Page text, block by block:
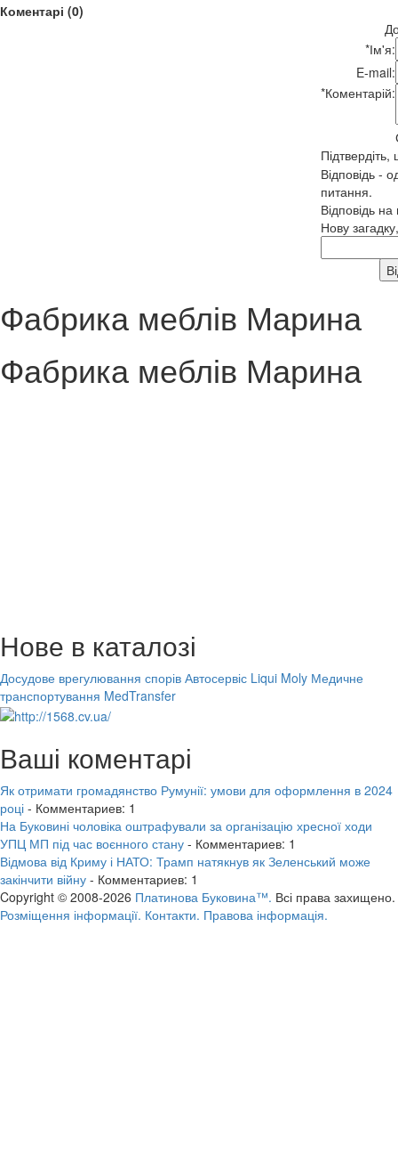
Коментарі (0)
*Ім'я:
E-mail:
*Коментарій:
Відповідь -
питання.
Відповідь
Нову
Фабрика меблів Марина
Фабрика меблів Марина
Нове в каталозі
Досудове врегулювання спорів Автосервіс Liqui Moly Медичне
транспортування MedTransfer
Ваші коментарі
Як отримати громадянство Румунії: умови для оформлення в 2024
році - Комментариев: 1
На Буковині чоловіка оштрафували за організацію хресної ходи
УПЦ МП під час воєнного стану - Комментариев: 1
Відмова від Криму і НАТО: Трамп натякнув як Зеленський може
закінчити війну - Комментариев: 1
Copyright © 2008-2026 Платинова Буковина™. Всі права захищено.
Розміщення інформації. Контакти. Правова інформація.